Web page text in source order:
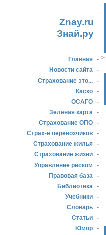
Znay.ru
Знай.ру
Главная -
Новости сайта -
Страхование это... -
Каско -
ОСАГО -
Зеленая карта -
Страхование ОПО -
Страх-е перевозчиков -
Страхование жилья -
Страхование жизни -
Управление риском
-
Правовая база -
Библиотека -
Учебники -
Словарь -
Статьи -
Юмор -
>